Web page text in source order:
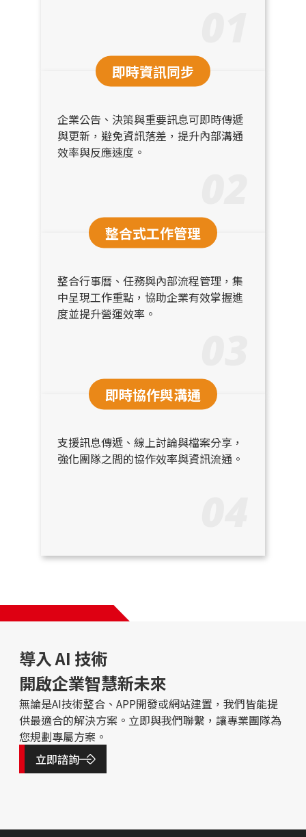
即時資訊同步
企業公告、決策與重要訊息可即時傳遞
與更新，避免資訊落差，提升內部溝通
效率與反應速度。
整合式工作管理
整合行事曆、任務與內部流程管理，集
中呈現工作重點，協助企業有效掌握進
度並提升營運效率。
即時協作與溝通
支援訊息傳遞、線上討論與檔案分享，
強化團隊之間的協作效率與資訊流通。
導入 AI 技術
開啟企業智慧新未來
無論是AI技術整合、APP開發或網站建置，我們皆能提
供最適合的解決方案。立即與我們聯繫，讓專業團隊為
您規劃專屬方案。
立即諮詢